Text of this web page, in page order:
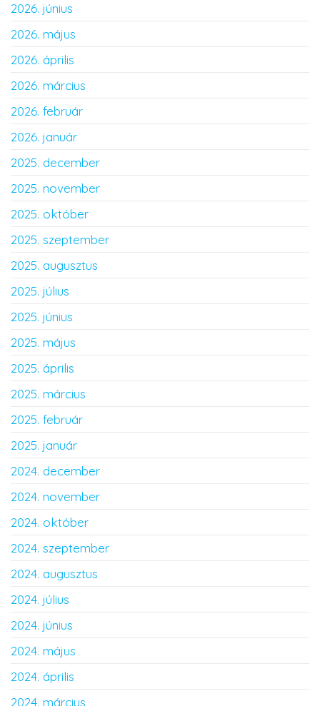
2026. június
2026. május
2026. április
2026. március
2026. február
2026. január
2025. december
2025. november
2025. október
2025. szeptember
2025. augusztus
2025. július
2025. június
2025. május
2025. április
2025. március
2025. február
2025. január
2024. december
2024. november
2024. október
2024. szeptember
2024. augusztus
2024. július
2024. június
2024. május
2024. április
2024. március